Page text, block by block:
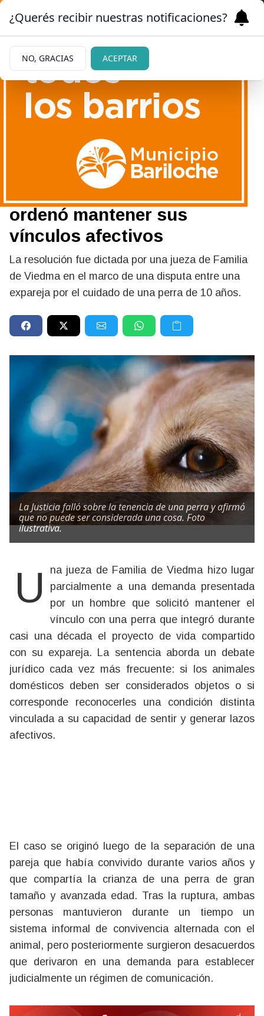
Histórico fallo en Río Negro:
una jueza reconoció a una
perra como ser sintiente y
ordenó mantener sus
vínculos afectivos
La resolución fue dictada por una jueza de Familia
de Viedma en el marco de una disputa entre una
expareja por el cuidado de una perra de 10 años.
La Justicia falló sobre la tenencia de una perra y afirmó
que no puede ser considerada una cosa. Foto
ilustrativa.
Una jueza de Familia de Viedma hizo lugar
parcialmente a una demanda presentada
por un hombre que solicitó mantener el
vínculo con una perra que integró durante
casi una década el proyecto de vida compartido
con su expareja. La sentencia aborda un debate
jurídico cada vez más frecuente: si los animales
domésticos deben ser considerados objetos o si
corresponde reconocerles una condición distinta
vinculada a su capacidad de sentir y generar lazos
afectivos.
El caso se originó luego de la separación de una
pareja que había convivido durante varios años y
que compartía la crianza de una perra de gran
tamaño y avanzada edad. Tras la ruptura, ambas
personas mantuvieron durante un tiempo un
sistema informal de convivencia alternada con el
animal, pero posteriormente surgieron desacuerdos
que derivaron en una demanda para establecer
judicialmente un régimen de comunicación.
¿Querés recibir nuestras notificaciones?
NO, GRACIAS ACEPTAR